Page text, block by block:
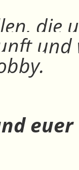
die